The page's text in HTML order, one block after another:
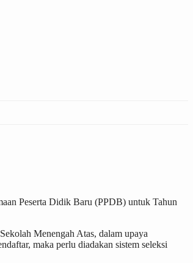
Peserta Didik Baru (PPDB) untuk Tahun
Menengah Atas, dalam upaya
maka perlu diadakan sistem seleksi